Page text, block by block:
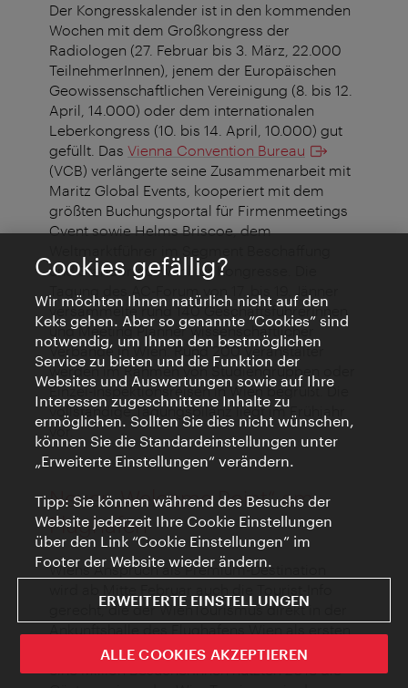
Der Kongresskalender ist in den kommenden
Wochen mit dem Großkongress der
Radiologen (27. Februar bis 3. März, 22.000
TeilnehmerInnen), jenem der Europäischen
Geowissenschaftlichen Vereinigung (8. bis 12.
April, 14.000) oder dem internationalen
Leberkongress (10. bis 14. April, 10.000) gut
gefüllt. Das Vienna Convention Bureau
(VCB) verlängerte seine Zusammenarbeit mit
Maritz Global Events, kooperiert mit dem
größten Buchungsportal für Firmenmeetings
Cvent sowie Helms Briscoe, dem
und Standortauswahl für Kongresse. Die
versammelte rund 140 GeschäftsführerInnen
und Meeting Planner wissenschaftlicher
Verbände in Wien. Rund 200 Veranstalter
werden im Rahmen von Studiengruppen oder
Einzel-Inspektionsreisen in Wien begrüßt. Die
vollständige Tagungsbilanz liegt im Frühjahr
vor.
Neuer „Welcome Point“ am
Flughafen
Wiens Anspruch als Premium-Destination
gerecht, die der WienTourismus direkt in der
Kontaktpunkt für Flugreisende eröffnet. Rund
eine Million BesucherInnen nutzten 2018 die
Cookies gefällig?
Wir möchten Ihnen natürlich nicht auf den
Keks gehen. Aber so genannte “Cookies” sind
notwendig, um Ihnen den bestmöglichen
Service zu bieten und die Funktion der
Websites und Auswertungen sowie auf Ihre
Interessen zugeschnittene Inhalte zu
ermöglichen. Sollten Sie dies nicht wünschen,
können Sie die Standardeinstellungen unter
„Erweiterte Einstellungen“ verändern.
Tipp: Sie können während des Besuchs der
Website jederzeit Ihre Cookie Einstellungen
über den Link “Cookie Einstellungen” im
Footer der Website wieder ändern.
ERWEITERTE EINSTELLUNGEN
ALLE COOKIES AKZEPTIEREN